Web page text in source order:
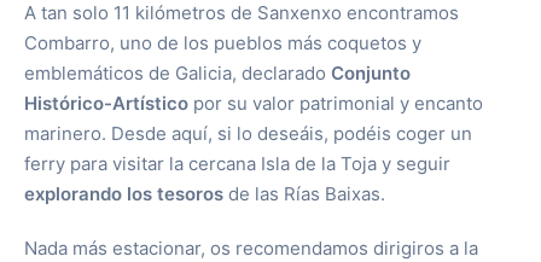
A tan solo 11 kilómetros de Sanxenxo encontramos
Combarro, uno de los pueblos más coquetos y
emblemáticos de Galicia, declarado Conjunto
Histórico-Artístico por su valor patrimonial y encanto
marinero. Desde aquí, si lo deseáis, podéis coger un
ferry para visitar la cercana Isla de la Toja y seguir
explorando los tesoros de las Rías Baixas.
Nada más estacionar, os recomendamos dirigiros a la